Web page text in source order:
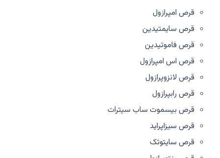
قرص امپرازول
قرص سایمتیدین
قرص فاموتیدین
قرص اس امپرازول
قرص لانزوپرازول
قرص رابپرازول
قرص بیسموت ساب سیترات
قرص سیزاپراید
قرص سایتوتک